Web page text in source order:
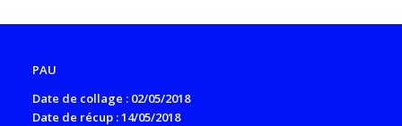
PAU
Date de collage : 02/05/2018
Date de récup : 14/05/2018